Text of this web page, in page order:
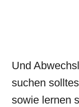
Und
suchen
sowie lernen